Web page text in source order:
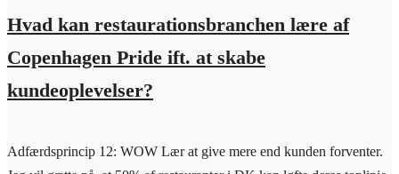
Hvad kan restaurationsbranchen lære af
Copenhagen Pride ift. at skabe
kundeoplevelser?
Adfærdsprincip 12: WOW Lær at give mere end kunden forventer.